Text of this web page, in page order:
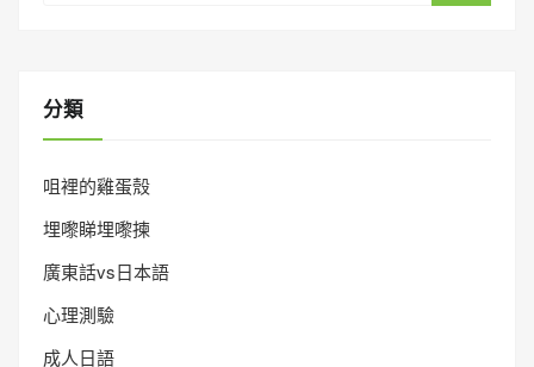
分類
咀裡的雞蛋殼
埋嚟睇埋嚟揀
廣東話vs日本語
心理測驗
成人日語